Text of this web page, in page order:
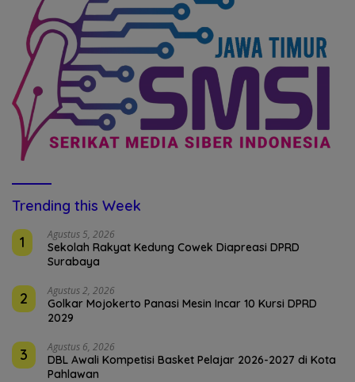
Trending this Week
1
Agustus 5, 2026
Sekolah Rakyat Kedung Cowek Diapreasi DPRD
Surabaya
2 Agustus 2, 2026
Golkar Mojokerto Panasi Mesin Incar 10 Kursi DPRD
2029
3 Agustus 6, 2026
DBL Awali Kompetisi Basket Pelajar 2026-2027 di Kota
Pahlawan